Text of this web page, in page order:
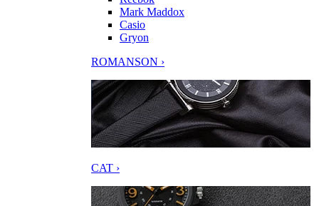
Mark Maddox
Casio
Gryon
ROMANSON ›
CAT ›